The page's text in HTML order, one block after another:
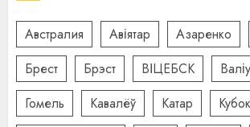
Австралия Авіятар Азаренко
Брест
Брэст ВІЦЕБСК
Гомель
Кавалёў Катар